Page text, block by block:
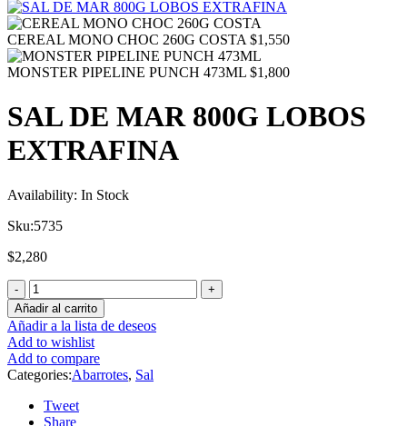
CEREAL MONO CHOC 260G COSTA $1,550
MONSTER PIPELINE PUNCH 473ML $1,800
SAL DE MAR 800G LOBOS
EXTRAFINA
Availability: In Stock
Sku:5735
$2,280
Añadir al carrito
Añadir a la lista de deseos
Add to wishlist
Add to compare
Categories:Abarrotes, Sal
Tweet
Share